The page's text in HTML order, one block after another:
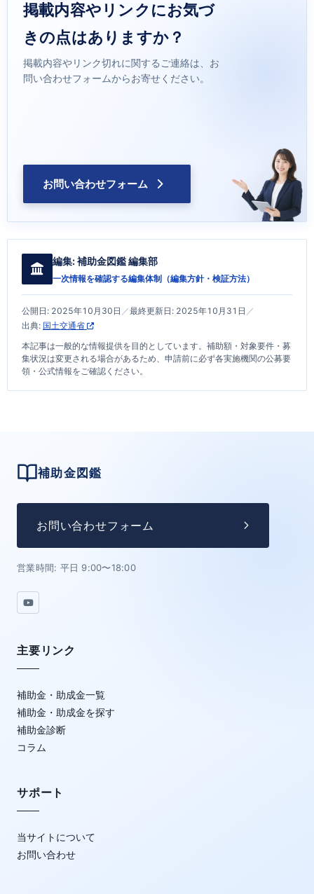
掲載内容やリンクにお気づ
きの点はありますか？
掲載内容やリンク切れに関するご連絡は、お
問い合わせフォームからお寄せください。
お問い合わせフォーム
編集:補助金図鑑 編集部
一次情報を確認する編集体制（編集方針・検証方法）
公開日: 2025年10月30日 ／最終更新日: 2025年10月31日 ／
出典: 国土交通省
本記事は一般的な情報提供を目的としています。補助額・対象要件・募
集状況は変更される場合があるため、申請前に必ず各実施機関の公募要
領・公式情報をご確認ください。
補助金図鑑
お問い合わせフォーム
営業時間: 平日 9:00〜18:00
主要リンク
補助金・助成金一覧
補助金・助成金を探す
補助金診断
コラム
サポート
当サイトについて
お問い合わせ